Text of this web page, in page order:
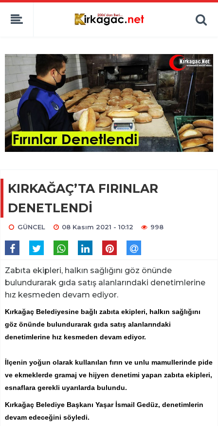
KIRKAĞAÇ’TA FIRINLAR
DENETLENDİ
GÜNCEL 08 Kasım 2021 - 10:12 998
Zabıta ekipleri, halkın sağlığını göz önünde
bulundurarak gıda satış alanlarındaki denetimlerine
hız kesmeden devam ediyor.
Kırkağaç Belediyesine bağlı zabıta ekipleri, halkın sağlığını
göz önünde bulundurarak gıda satış alanlarındaki
denetimlerine hız kesmeden devam ediyor.
İlçenin yoğun olarak kullanılan fırın ve unlu mamullerinde pide
ve ekmeklerde gramaj ve hijyen denetimi yapan zabıta ekipleri,
esnaflara gerekli uyarılarda bulundu.
Kırkağaç Belediye Başkanı Yaşar İsmail Gedüz, denetimlerin
devam edeceğini söyledi.